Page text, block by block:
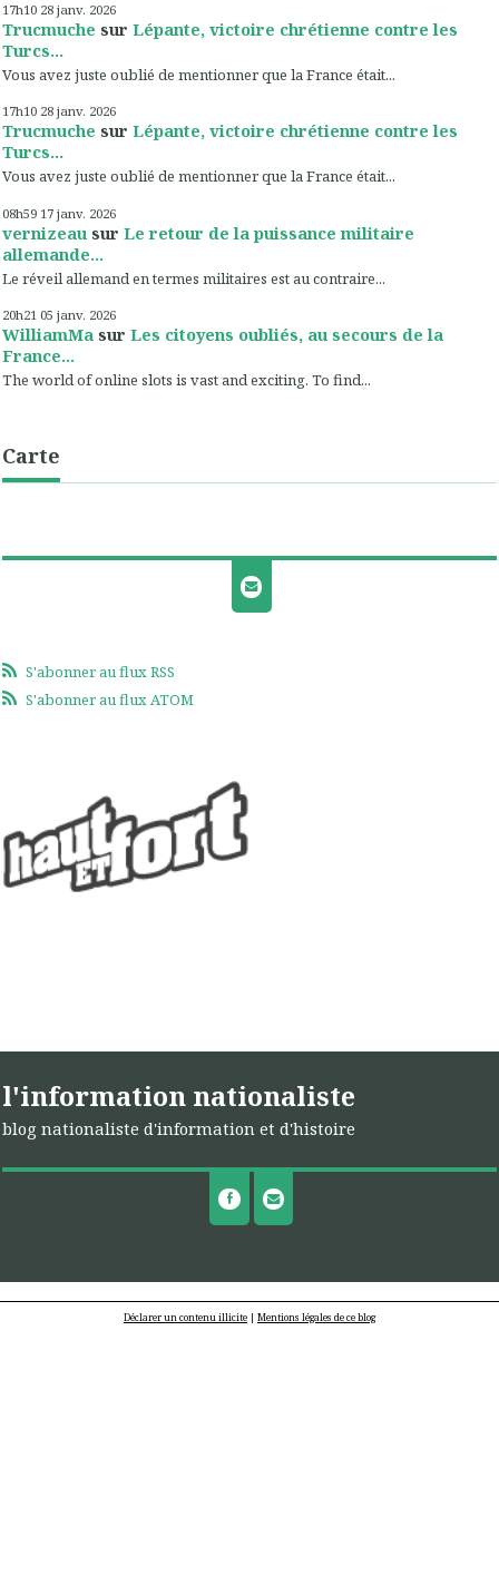
17h10 28 janv. 2026
Trucmuche sur Lépante, victoire chrétienne contre les
Turcs...
Vous avez juste oublié de mentionner que la France était...
17h10 28 janv. 2026
Trucmuche sur Lépante, victoire chrétienne contre les
Turcs...
Vous avez juste oublié de mentionner que la France était...
08h59 17 janv. 2026
vernizeau sur Le retour de la puissance militaire
allemande...
Le réveil allemand en termes militaires est au contraire...
20h21 05 janv. 2026
WilliamMa sur Les citoyens oubliés, au secours de la
France...
The world of online slots is vast and exciting. To find...
Carte
S'abonner au flux RSS
S'abonner au flux ATOM
l'information nationaliste
blog nationaliste d'information et d'histoire
Déclarer un contenu illicite | Mentions légales de ce blog